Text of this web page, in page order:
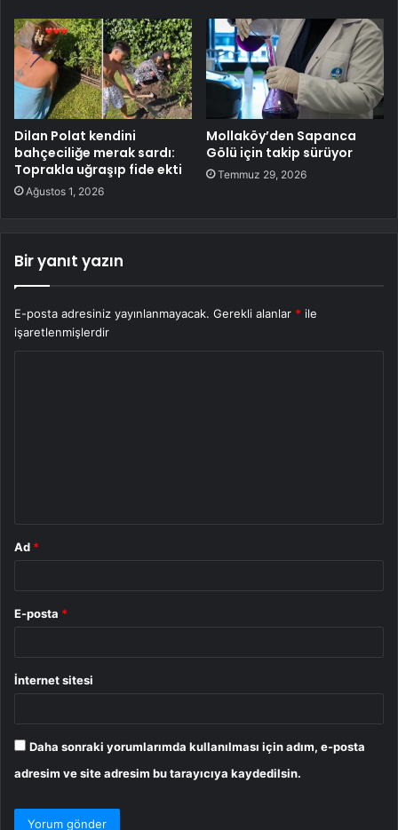
Dilan Polat kendini
bahçeciliğe merak sardı:
Toprakla uğraşıp fide ekti
Ağustos 1, 2026
Mollaköy’den Sapanca
Gölü için takip sürüyor
Temmuz 29, 2026
Bir yanıt yazın
E-posta adresiniz yayınlanmayacak. Gerekli alanlar * ile
işaretlenmişlerdir
Ad *
E-posta *
İnternet sitesi
Daha sonraki yorumlarımda kullanılması için adım, e-posta
adresim ve site adresim bu tarayıcıya kaydedilsin.